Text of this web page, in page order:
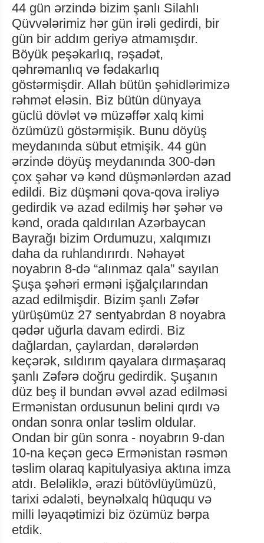
44 gün ərzində bizim şanlı Silahlı
Qüvvələrimiz hər gün irəli gedirdi, bir
gün bir addım geriyə atmamışdır.
Böyük peşəkarlıq, rəşadət,
qəhrəmanlıq və fədakarlıq
göstərmişdir. Allah bütün şəhidlərimizə
rəhmət eləsin. Biz bütün dünyaya
güclü dövlət və müzəffər xalq kimi
özümüzü göstərmişik. Bunu döyüş
meydanında sübut etmişik. 44 gün
ərzində döyüş meydanında 300-dən
çox şəhər və kənd düşmənlərdən azad
edildi. Biz düşməni qova-qova irəliyə
gedirdik və azad edilmiş hər şəhər və
kənd, orada qaldırılan Azərbaycan
Bayrağı bizim Ordumuzu, xalqımızı
daha da ruhlandırırdı. Nəhayət
noyabrın 8-də “alınmaz qala” sayılan
Şuşa şəhəri erməni işğalçılarından
azad edilmişdir. Bizim şanlı Zəfər
yürüşümüz 27 sentyabrdan 8 noyabra
qədər uğurla davam edirdi. Biz
dağlardan, çaylardan, dərələrdən
keçərək, sıldırım qayalara dırmaşaraq
şanlı Zəfərə doğru gedirdik. Şuşanın
düz beş il bundan əvvəl azad edilməsi
Ermənistan ordusunun belini qırdı və
ondan sonra onlar təslim oldular.
Ondan bir gün sonra - noyabrın 9-dan
10-na keçən gecə Ermənistan rəsmən
təslim olaraq kapitulyasiya aktına imza
atdı. Beləliklə, ərazi bütövlüyümüzü,
tarixi ədaləti, beynəlxalq hüququ və
milli ləyaqətimizi biz özümüz bərpa
etdik.